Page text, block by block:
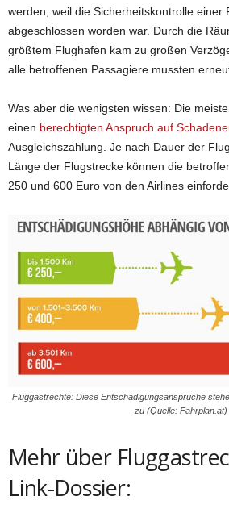
werden, weil die Sicherheitskontrolle einer
abgeschlossen worden war. Durch die
größtem Flughafen kam zu großen
alle betroffenen Passagiere mussten
Was aber die wenigsten wissen: Die
einen berechtigten Anspruch auf
Ausgleichszahlung. Je nach Dauer der
Länge der Flugstrecke können die
250 und 600 Euro von den Airlines
Fluggastrechte: Diese Entschädigungsansprüche
zu (Quelle: Fahrplan.at)
Mehr über
Link-Dossier: